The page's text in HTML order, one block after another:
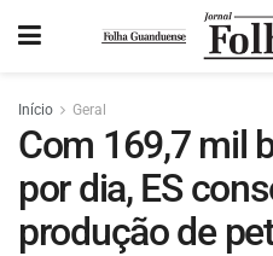
Início Geral
Com 169,7 mil
por dia, ES
produção de